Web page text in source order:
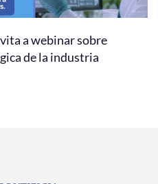
a webinar sobre
de la industria